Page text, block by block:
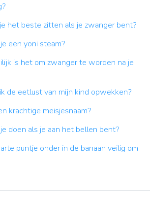
het beste zitten als je zwanger bent?
een yoni steam?
is het om zwanger te worden na je
de eetlust van mijn kind opwekken?
krachtige meisjesnaam?
doen als je aan het bellen bent?
puntje onder in de banaan veilig om